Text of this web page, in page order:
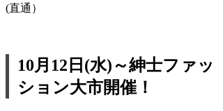
(直通）
10月12日(水)～紳士ファッ
ション大市開催！